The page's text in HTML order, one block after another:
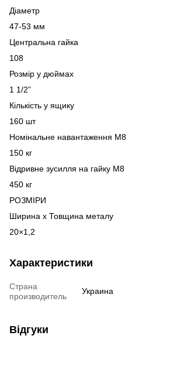
Діаметр
47-53 мм
Центральна гайка
108
Розмір у дюймах
1 1/2”
Кількість у ящику
160 шт
Номінальне навантаження М8
150 кг
Відривне зусилля на гайку М8
450 кг
РОЗМІРИ
Ширина х Товщина металу
20×1,2
Характеристики
Страна
производитель
Украина
Відгуки